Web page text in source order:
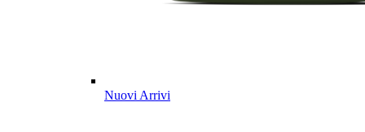
Nuovi Arrivi